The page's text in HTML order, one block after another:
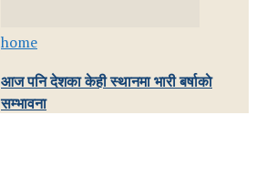
home
आज पनि देशका केही स्थानमा भारी बर्षाकाे
सम्भावना